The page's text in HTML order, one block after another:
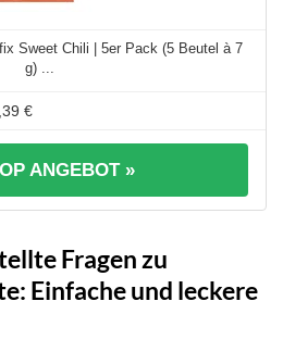
Sweet Chili | 5er Pack (5 Beutel à 7
g) ...
€
ANGEBOT »
Fragen zu
Einfache und leckere